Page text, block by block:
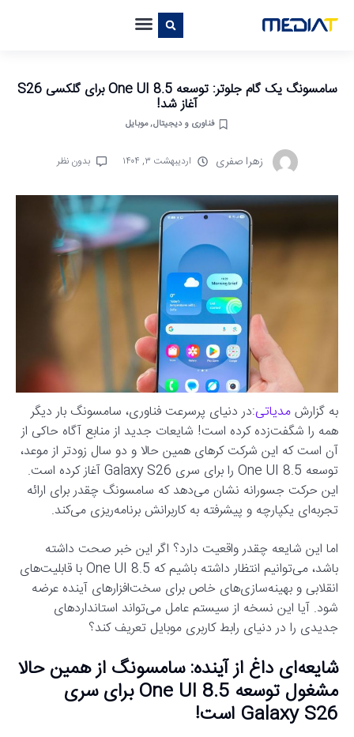
سامسونگ یک گام جلوتر: توسعه One UI 8.5 برای گلکسی S26
آغاز شد!
فناوری و دیجیتال,موبایل
زهرا صفری اردیبهشت ۳, ۱۴۰۴ بدون نظر
به گزارشمدیاتی:در دنیای پرسرعت فناوری، سامسونگ بار دیگر
همه را شگفت‌زده کرده است! شایعات جدید از منابع آگاه حاکی از
آن است که این شرکت کرهای همین حالا و دو سال زودتر از موعد،
توسعه One UI 8.5 را برای سری Galaxy S26 آغاز کرده است.
این حرکت جسورانه نشان می‌دهد که سامسونگ چقدر برای ارائه
تجربه‌ای یکپارچه و پیشرفته به کاربرانش برنامه‌ریزی می‌کند.
اما این شایعه چقدر واقعیت دارد؟ اگر این خبر صحت داشته
باشد، می‌توانیم انتظار داشته باشیم که One UI 8.5 با قابلیت‌های
انقلابی و بهینه‌سازی‌های خاص برای سخت‌افزارهای آینده عرضه
شود. آیا این نسخه از سیستم عامل می‌تواند استانداردهای
جدیدی را در دنیای رابط کاربری موبایل تعریف کند؟
شایعه‌ای داغ از آینده: سامسونگ از همین حالا
مشغول توسعه One UI 8.5 برای سری
Galaxy S26 است!